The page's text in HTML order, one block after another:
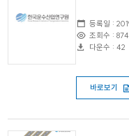
등록일 :
조회수 :
다운수 : 42
바로보기